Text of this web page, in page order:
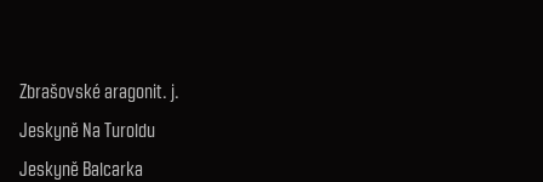
Zbrašovské aragonit. j.
Jeskyně Na Turoldu
Jeskyně Balcarka